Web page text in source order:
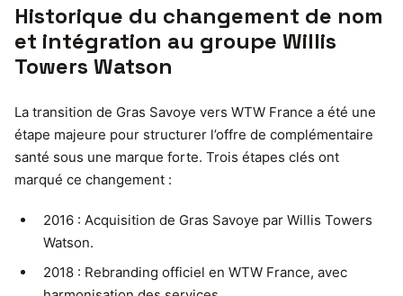
Historique du changement de nom
et intégration au groupe Willis
Towers Watson
La transition de Gras Savoye vers WTW France a été une
étape majeure pour structurer l’offre de complémentaire
santé sous une marque forte. Trois étapes clés ont
marqué ce changement :
2016 : Acquisition de Gras Savoye par Willis Towers
Watson.
2018 : Rebranding officiel en WTW France, avec